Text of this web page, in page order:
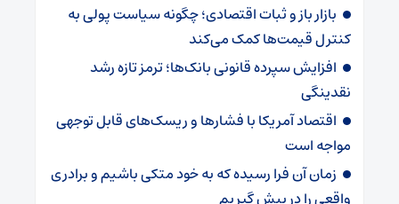
بازار باز و ثبات اقتصادی؛ چگونه سیاست پولی به
کنترل قیمت‌ها کمک می‌کند
افزایش سپرده قانونی بانک‌ها؛ ترمز تازه رشد
نقدینگی
اقتصاد آمریکا با فشارها و ریسک‌های قابل توجهی
مواجه است
زمان آن فرا رسیده که به خود متکی باشیم و برادری
واقعی را در پیش گیریم